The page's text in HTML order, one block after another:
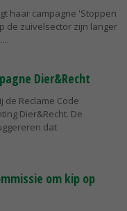
haar campagne 'Stoppen
de zuivelsector zijn langer
Dier&Recht
de Reclame Code
Dier&Recht. De
dat
om kip op